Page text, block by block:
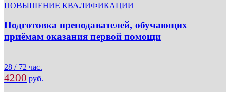
ПОВЫШЕНИЕ КВАЛИФИКАЦИИ
Подготовка преподавателей, обучающих
приёмам оказания первой помощи
28 / 72 час.
4200 руб.